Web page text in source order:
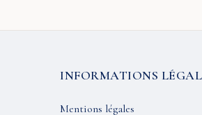
INFORMATIONS
Mentions légales